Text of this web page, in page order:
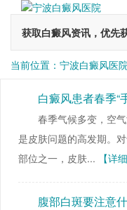
获取白癜风资讯，优先
当前位置： 宁波白癜风医
白癜风患者春季“
春季气候多变，空
是皮肤问题的高发期。
部位之一，皮肤...
【详
腹部白斑要注意